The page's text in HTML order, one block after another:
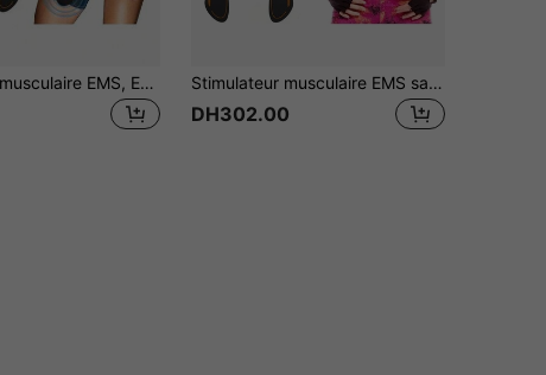
Stimulateur musculaire EMS, Entraîneur de muscles abdominaux, Patch d'entraînement des abdominaux et des fesses, Unisexe Stimulateur musculaire EMS sans fil, appareil d'entraînement des fesses et des abdominaux, outil de massage de fitness
DH302.00